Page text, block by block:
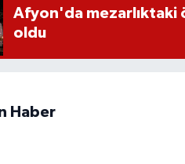
Afyon'da mezarlıktaki
oldu
Haber